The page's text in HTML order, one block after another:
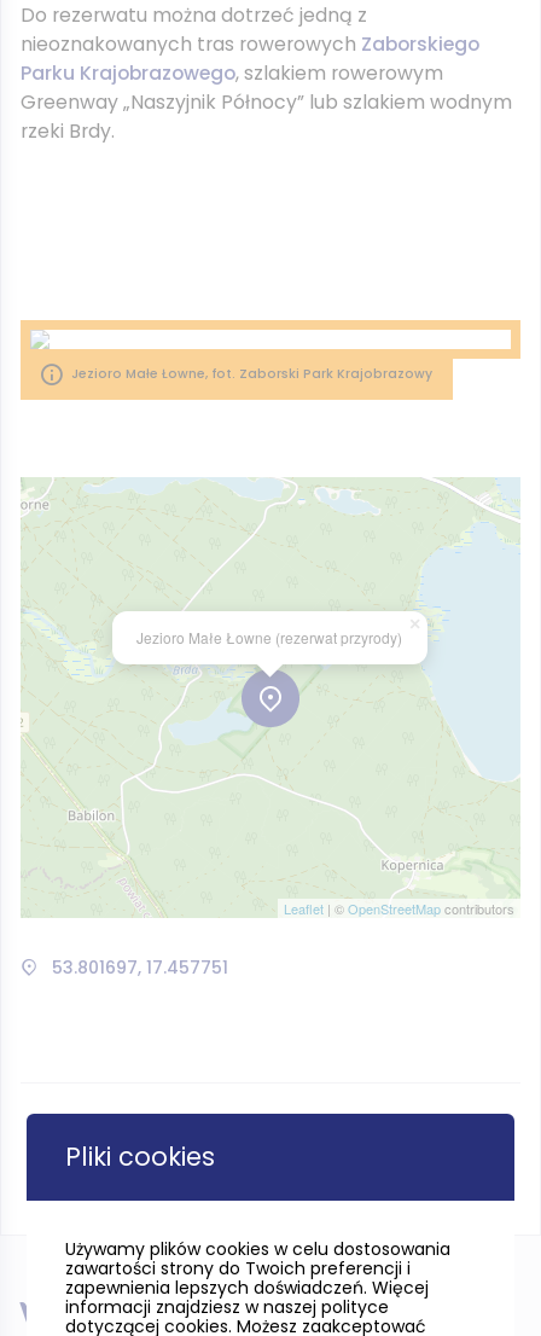
Do rezerwatu można dotrzeć jedną z
nieoznakowanych tras rowerowych Zaborskiego
Parku Krajobrazowego, szlakiem rowerowym
Greenway „Naszyjnik Północy” lub szlakiem wodnym
rzeki Brdy.
Jezioro Małe Łowne, fot. Zaborski Park Krajobrazowy
Jezioro Małe Łowne (rezerwat przyrody)
×
Leaflet | ©OpenStreetMapcontributors
53.801697, 17.457751
W pobliżu
Pliki cookies
Używamy plików cookies w celu dostosowania
zawartości strony do Twoich preferencji i
zapewnienia lepszych doświadczeń. Więcej
informacji znajdziesz w naszej polityce
dotyczącej cookies. Możesz zaakceptować